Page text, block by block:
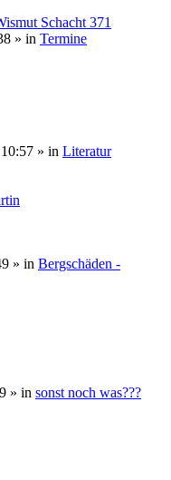
Schacht 371
» in Termine
» in Literatur
» in Bergschäden -
» in sonst noch was???